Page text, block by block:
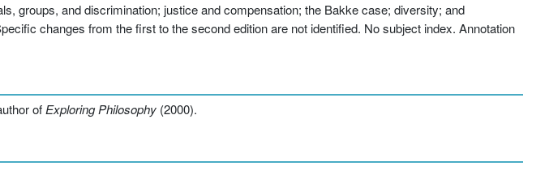
groups, and discrimination; justice and compensation; the Bakke case; diversity; and
changes from the first to the second edition are not identified. No subject index. Annotation
of Exploring Philosophy (2000).